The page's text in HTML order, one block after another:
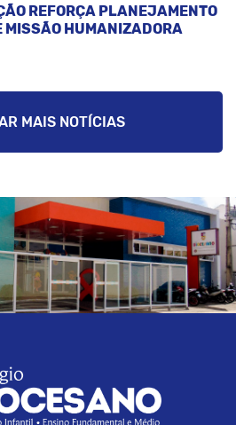
REFORÇA PLANEJAMENTO
MISSÃO HUMANIZADORA
MAIS NOTÍCIAS